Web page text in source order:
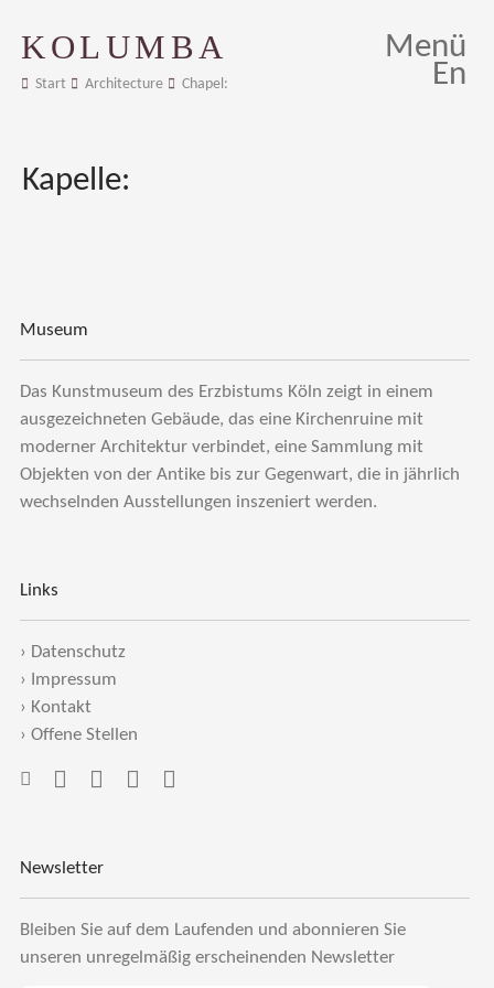
KOLUMBA
Start Architecture Chapel:
Menü
En
Kapelle:
Museum
Das Kunstmuseum des Erzbistums Köln zeigt in einem
ausgezeichneten Gebäude, das eine Kirchenruine mit
moderner Architektur verbindet, eine Sammlung mit
Objekten von der Antike bis zur Gegenwart, die in jährlich
wechselnden Ausstellungen inszeniert werden.
Links
› Datenschutz
›
Impressum
› Kontakt
› Offene Stellen
Newsletter
Bleiben Sie auf dem Laufenden und abonnieren Sie
unseren unregelmäßig erscheinenden Newsletter